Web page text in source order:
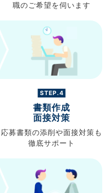
職のご希望を伺います
STEP.4
書類作成
面接対策
応募書類の添削や面接対策も
徹底サポート